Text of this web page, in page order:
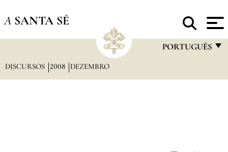
A SANTA SÉ
PORTUGUÊS
DISCURSOS 2008 DEZEMBRO